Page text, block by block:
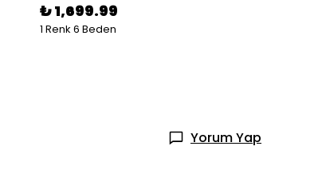
₺ 1,699.99
1 Renk 6 Beden
Yorum Yap